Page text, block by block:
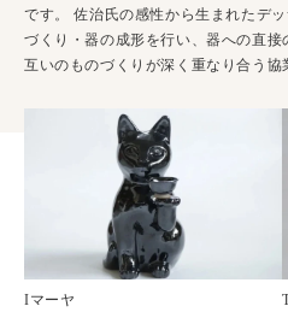
です。 佐治氏の感性から生まれたデ
づくり・器の成形を行い、器への直接
互いのものづくりが深く重なり合う協
Iマーヤ